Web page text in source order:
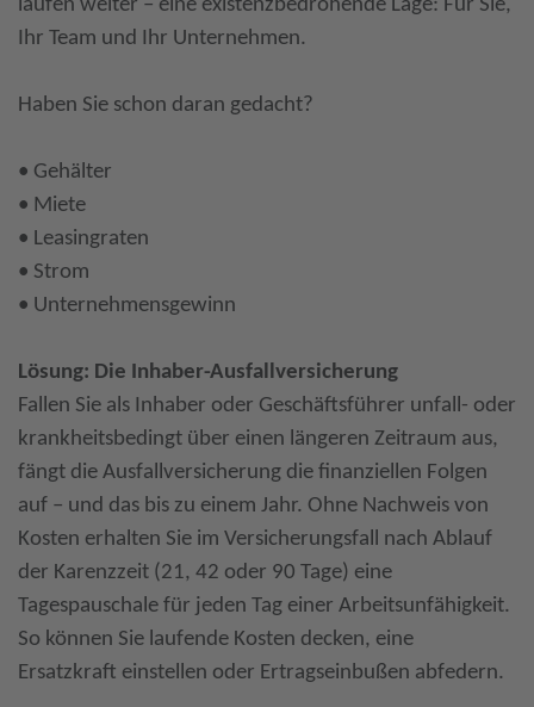
laufen weiter – eine existenzbedrohende Lage: Für Sie,
Ihr Team und Ihr Unternehmen.
Haben Sie schon daran gedacht?
• Gehälter
• Miete
• Leasingraten
• Strom
• Unternehmensgewinn
Lösung: Die Inhaber-Ausfallversicherung
Fallen Sie als Inhaber oder Geschäftsführer unfall- oder
krankheitsbedingt über einen längeren Zeitraum aus,
fängt die Ausfallversicherung die finanziellen Folgen
auf – und das bis zu einem Jahr. Ohne Nachweis von
Kosten erhalten Sie im Versicherungsfall nach Ablauf
der Karenzzeit (21, 42 oder 90 Tage) eine
Tagespauschale für jeden Tag einer Arbeitsunfähigkeit.
So können Sie laufende Kosten decken, eine
Ersatzkraft einstellen oder Ertragseinbußen abfedern.